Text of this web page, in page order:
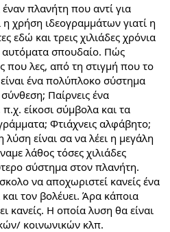
πλανήτη που αντί για
χρήση ιδεογραμμάτων γιατί η
εδώ και τρεις χιλιάδες χρόνια
αυτόματα σπουδαίο. Πώς
που λες, από τη στιγμή που το
ένα πολύπλοκο σύστημα
Παίρνεις ένα
είκοσι σύμβολα και τα
Φτιάχνεις αλφάβητο;
είναι σα να λέει η μεγάλη
λάθος τόσες χιλιάδες
σύστημα στον πλανήτη.
να αποχωριστεί κανείς ένα
τον βολέυει. Άρα κάποια
κανείς. Η οποία λυση θα είναι
κοινωνικών κλπ.